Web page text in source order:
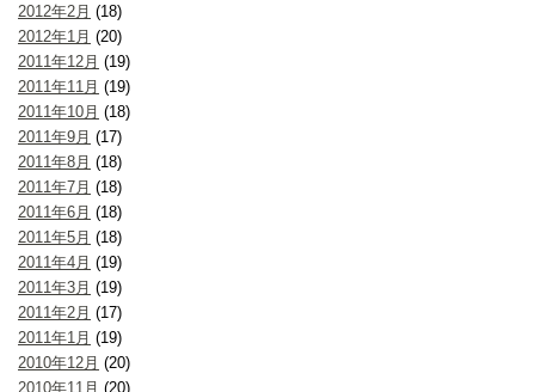
2012年2月 (18)
2012年1月 (20)
2011年12月 (19)
2011年11月 (19)
2011年10月 (18)
2011年9月 (17)
2011年8月 (18)
2011年7月 (18)
2011年6月 (18)
2011年5月 (18)
2011年4月 (19)
2011年3月 (19)
2011年2月 (17)
2011年1月 (19)
2010年12月 (20)
2010年11月 (20)